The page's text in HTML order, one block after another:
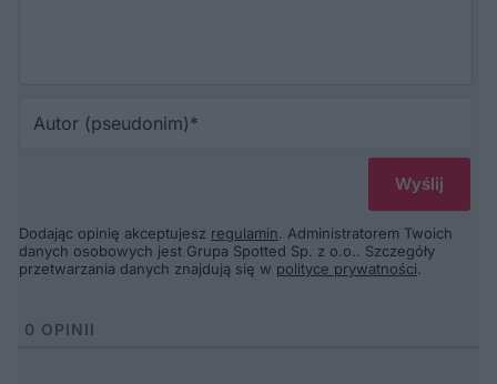
Dodając opinię akceptujesz regulamin. Administratorem Twoich
danych osobowych jest Grupa Spotted Sp. z o.o.. Szczegóły
przetwarzania danych znajdują się w polityce prywatności.
0 OPINII